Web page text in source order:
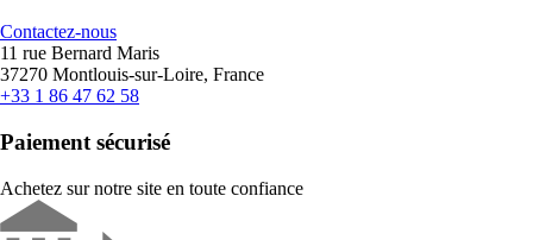
Contactez-nous
11 rue Bernard Maris
37270 Montlouis-sur-Loire, France
+33 1 86 47 62 58
Paiement sécurisé
Achetez sur notre site en toute confiance